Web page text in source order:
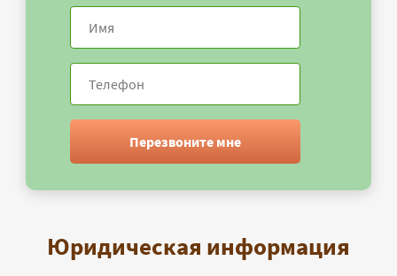
Перезвоните мне
Юридическая информация